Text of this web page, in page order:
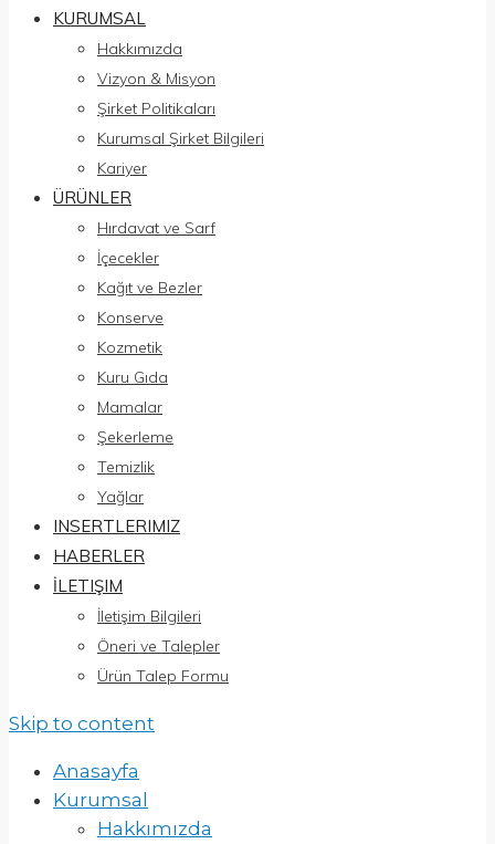
KURUMSAL
Hakkımızda
Vizyon & Misyon
Şirket Politikaları
Kurumsal Şirket Bilgileri
Kariyer
ÜRÜNLER
Hırdavat ve Sarf
İçecekler
Kağıt ve Bezler
Konserve
Kozmetik
Kuru Gıda
Mamalar
Şekerleme
Temizlik
Yağlar
INSERTLERIMIZ
HABERLER
İLETIŞIM
İletişim Bilgileri
Öneri ve Talepler
Ürün Talep Formu
Skip to content
Anasayfa
Kurumsal
Hakkımızda